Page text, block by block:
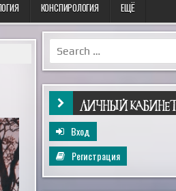
КОНСПИРОЛОГИЯ ЕЩЁ
Search
for:
ЛИЧНЫЙ КАБИНЕТ
Вход
Регистрация